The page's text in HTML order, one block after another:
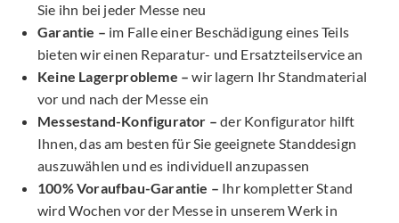
Sie ihn bei jeder Messe neu
Garantie – im Falle einer Beschädigung eines Teils
bieten wir einen Reparatur- und Ersatzteilservice an
Keine Lagerprobleme – wir lagern Ihr Standmaterial
vor und nach der Messe ein
Messestand-Konfigurator – der Konfigurator hilft
Ihnen, das am besten für Sie geeignete Standdesign
auszuwählen und es individuell anzupassen
100% Voraufbau-Garantie – Ihr kompletter Stand
wird Wochen vor der Messe in unserem Werk in